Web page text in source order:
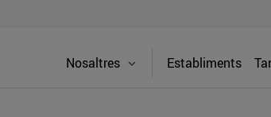
Nosaltres Establiments